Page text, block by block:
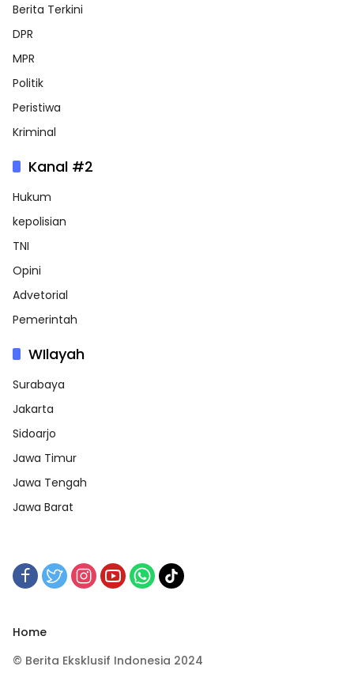
Berita Terkini
DPR
MPR
Politik
Peristiwa
Kriminal
Kanal #2
Hukum
kepolisian
TNI
Opini
Advetorial
Pemerintah
WIlayah
Surabaya
Jakarta
Sidoarjo
Jawa Timur
Jawa Tengah
Jawa Barat
Home
© Berita Eksklusif Indonesia 2024